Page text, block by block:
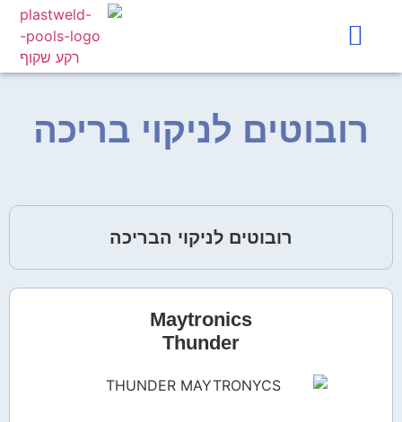
רובוטים לניקוי בריכה
רובוטים לניקוי הבריכה
Maytronics
Thunder